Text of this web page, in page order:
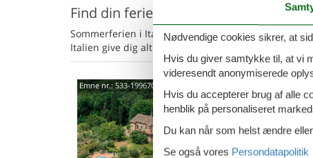
Find din feriebolig i uge 31
Sommerferien i Italien uge 31 er fyldt med
Italien give dig alt dette og mere til. Start
Emne nr.: 533-199670
8
3
Nødvendige cookies sikrer, at
Hvis du giver samtykke til, at vi
videresendt anonymiserede
Hvis du accepterer brug af alle
henblik på personaliseret
Du kan når som helst ændre
Se også vores Persondatapolitik